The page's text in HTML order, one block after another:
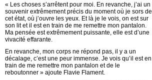
« Les choses s’arrêtent pour moi. En revanche, j’ai un
souvenir extrêmement précis du moment où je sors de
cet état, où j’ouvre les yeux. Et là je le vois, on est sur
son lit et il est en train de me remettre mon pantalon.
Ma pensée est extrêmement puissante, elle est d’une
vivacité effarante.
En revanche, mon corps ne répond pas, il y a un
décalage, c’est une peur immense. Je vois qu’il est en
train de me remettre mon pantalon et de le
reboutonner » ajoute Flavie Flament.